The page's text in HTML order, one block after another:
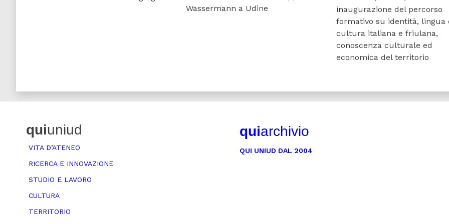
Wassermann a Udine
inaugurazione del percorso
formativo su identità, lingua
cultura italiana e friulana,
conoscenza culturale ed
economica del territorio
quiuniud
VITA D’ATENEO
RICERCA E INNOVAZIONE
STUDIO E LAVORO
CULTURA
TERRITORIO
quiarchivio
QUI UNIUD DAL 2004